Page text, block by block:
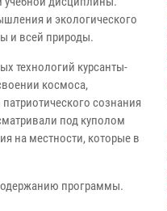
и экологического
и всей природы.
технологий курсанты-
космоса,
сознания
под куполом
на местности, которые в
программы.